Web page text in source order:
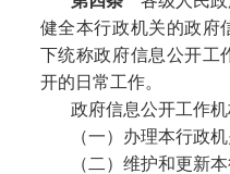
健全本行政机关的政府
下统称政府信息公开工
开的日常工作。
政府信息公开工作机
（一）办理本行政
（二）维护和更新